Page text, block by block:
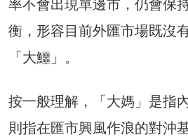
率不會出現單邊市，仍會保
衡，形容目前外匯市場既沒
「大鱷」。
按一般理解，「大媽」是指
則指在匯市興風作浪的對沖